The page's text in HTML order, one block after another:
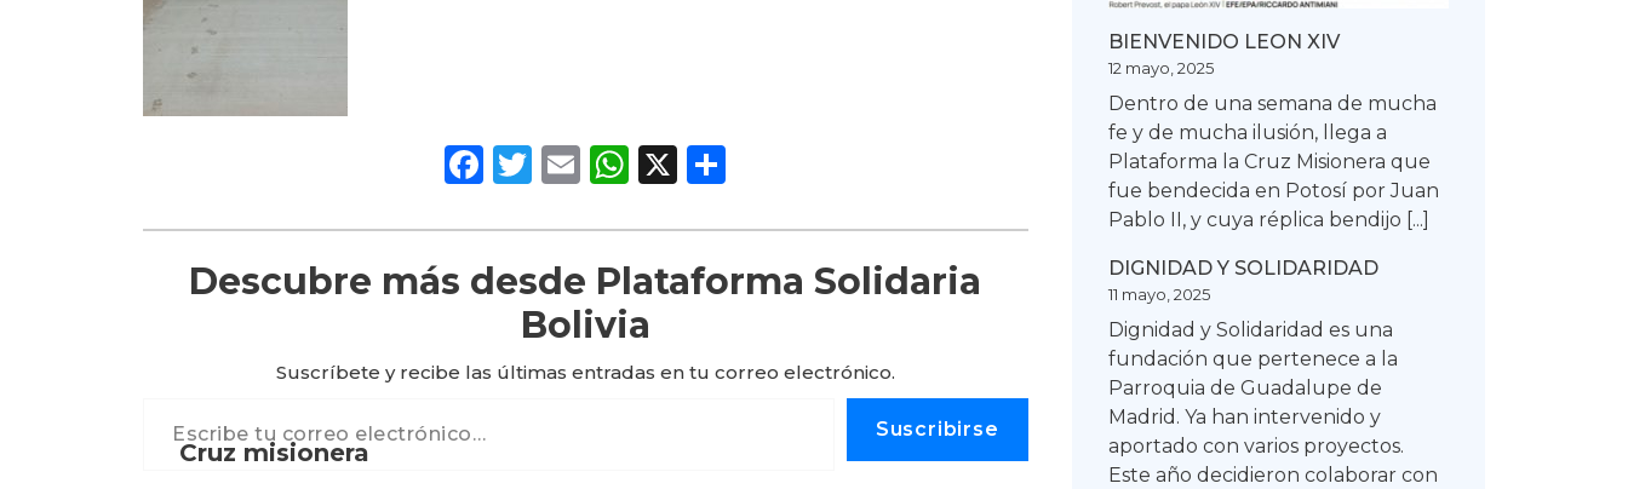
Cruz misionera
Facebook
Twitter
EmailWhatsApp
X
Descubre más desde Plataforma Solidaria
Bolivia
Suscríbete y recibe las últimas entradas en tu correo electrónico.
Suscribirse
BIENVENIDO LEON XIV
12 mayo, 2025
Dentro de una semana de mucha
fe y de mucha ilusión, llega a
Plataforma la Cruz Misionera que
fue bendecida en Potosí por Juan
Pablo II, y cuya réplica bendijo [...]
DIGNIDAD Y SOLIDARIDAD
11 mayo, 2025
Dignidad y Solidaridad es una
fundación que pertenece a la
Parroquia de Guadalupe de
Madrid. Ya han intervenido y
aportado con varios proyectos.
Este año decidieron colaborar con